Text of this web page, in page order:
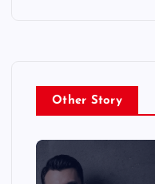
Other Story